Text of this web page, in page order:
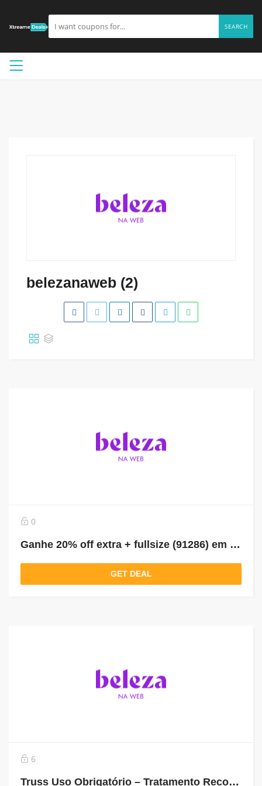
SEARCH
belezanaweb (2)
0
Ganhe 20% off extra + fullsize (91286) em compras acima de 229
GET DEAL
6
Truss Uso Obrigatório – Tratamento Reconstrutor 260ml De R$143,90 Por R$89,90 *Selo: 39% OFF